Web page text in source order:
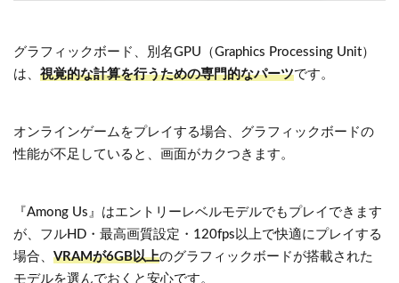
グラフィックボード、別名GPU（Graphics Processing Unit）
は、 視覚的な計算を行うための専門的なパーツです。
オンラインゲームをプレイする場合、グラフィックボードの
性能が不足していると、画面がカクつきます。
『Among Us』はエントリーレベルモデルでもプレイできます
が、フルHD・最高画質設定・120fps以上で快適にプレイする
場合、 VRAMが6GB以上のグラフィックボードが搭載された
モデルを選んでおくと安心です。